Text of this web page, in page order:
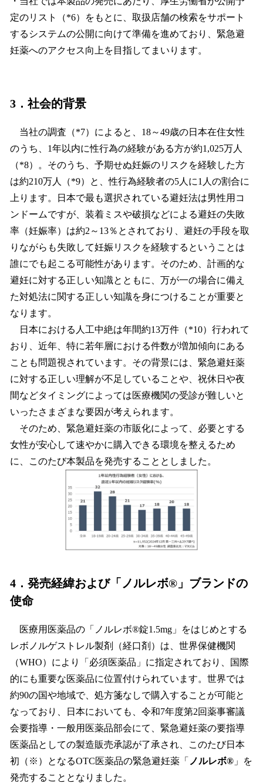
定のリスト（*6）をもとに、取扱店舗の検索をサポート
するシステムの公開に向けて準備を進めており、緊急避
妊薬へのアクセス向上を目指してまいります。
3．社会的背景
当社の調査（*7）によると、18～49歳の日本在住女性
のうち、1年以内に性行為の経験がある方が約1,025万人
（*8）。そのうち、予期せぬ妊娠のリスクを経験した方
は約210万人（*9）と、性行為経験者の5人に1人の割合に
上ります。日本で最も選択されている避妊法は男性用コ
ンドームですが、装着ミスや破損などによる避妊の失敗
率（妊娠率）は約2～13％とされており、避妊の手段を取
りながらも失敗して妊娠リスクを経験するということは
誰にでも起こる可能性があります。そのため、計画的な
避妊に対する正しい知識とともに、万が一の場合に備え
た対処法に関する正しい知識を身につけることが重要と
なります。
日本における人工中絶は年間約13万件（*10）行われて
おり、近年、特に若年層における件数が増加傾向にある
ことも問題視されています。その背景には、緊急避妊薬
に対する正しい理解が不足していることや、祝休日や夜
間などタイミングによっては医療機関の受診が難しいと
いったさまざまな要因が考えられます。
そのため、緊急避妊薬の市販化によって、必要とする
女性が安心して速やかに購入できる環境を整えるため
に、このたび本製品を発売することとしました。
4．発売経緯および「ノルレボ®」ブランドの
使命
医療用医薬品の「ノルレボ®錠1.5mg」をはじめとする
レボノルゲストレル製剤（経口剤）は、世界保健機関
（WHO）により「必須医薬品」に指定されており、国際
的にも重要な医薬品に位置付けられています。世界では
約90の国や地域で、処方箋なしで購入することが可能と
なっており、日本においても、令和7年度第2回薬事審議
会要指導・一般用医薬品部会にて、緊急避妊薬の要指導
医薬品としての製造販売承認が了承され、このたび日本
初（※）となるOTC医薬品の緊急避妊薬「 ノルレボ® 」を
発売することとなりました。